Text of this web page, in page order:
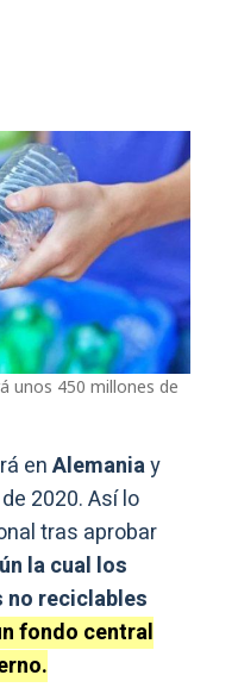
unos 450 millones de
enAlemaniay
2020. Así lo
tras aprobar
la cual los
reciclables
fondo central